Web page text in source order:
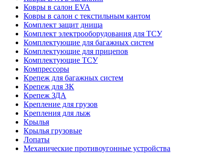
Ковры в салон EVA
Ковры в салон с текстильным кантом
Комплект защит днища
Комплект электрооборудования для ТСУ
Комплектующие для багажных систем
Комплектующие для прицепов
Комплектующие ТСУ
Компрессоры
Крепеж для багажных систем
Крепеж для ЗК
Крепеж ЗДА
Крепление для грузов
Крепления для лыж
Крылья
Крылья грузовые
Лопаты
Механические противоугонные устройства